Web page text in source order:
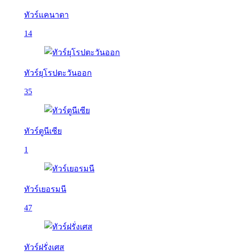
ทัวร์แคนาดา
14
ทัวร์ยุโรปตะวันออก
35
ทัวร์ตูนีเซีย
1
ทัวร์เยอรมนี
47
ทัวร์ฝรั่งเศส